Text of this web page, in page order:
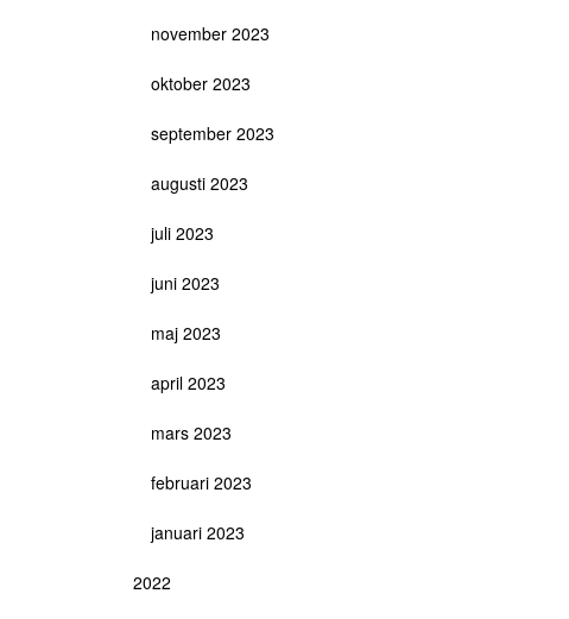
november 2023
oktober 2023
september 2023
augusti 2023
juli 2023
juni 2023
maj 2023
april 2023
mars 2023
februari 2023
januari 2023
2022